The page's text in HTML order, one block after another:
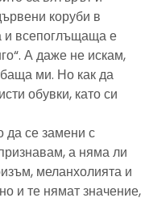
коруби в
и всепоглъщаща е
А даже не искам,
ми. Но как да
обувки, като си
да се замени с
а няма ли
меланхолията и
и те нямат значение,